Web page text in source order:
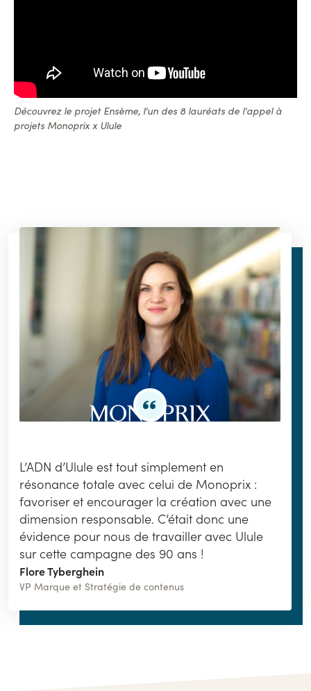
Découvrez le projet Ensème, l'un des 8 lauréats de l'appel à
projets Monoprix x Ulule
L’ADN d’Ulule est tout simplement en
résonance totale avec celui de Monoprix :
favoriser et encourager la création avec une
dimension responsable. C’était donc une
évidence pour nous de travailler avec Ulule
sur cette campagne des 90 ans !
Flore Tyberghein
VP Marque et Stratégie de contenus